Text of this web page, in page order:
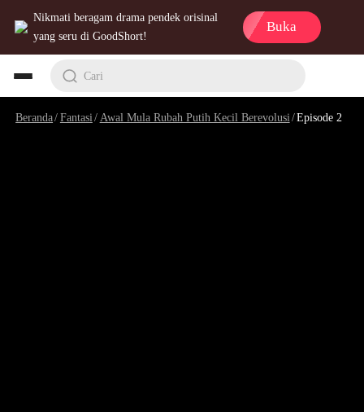
Nikmati beragam drama pendek orisinal
yang seru di GoodShort!
Buka
Cari
Beranda/Fantasi / Awal Mula Rubah Putih Kecil Berevolusi/Episode 2